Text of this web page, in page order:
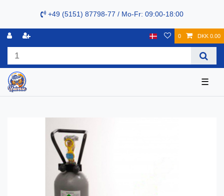
+49 (5151) 87798-77 / Mo-Fr: 09:00-18:00
0 DKK 0.00
☰